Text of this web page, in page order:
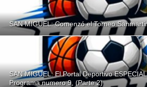
SAN MIGUEL: Comenzó el Torneo
SAN MIGUEL: El Portal Deportivo
Programa numero 9, (Parte 2)